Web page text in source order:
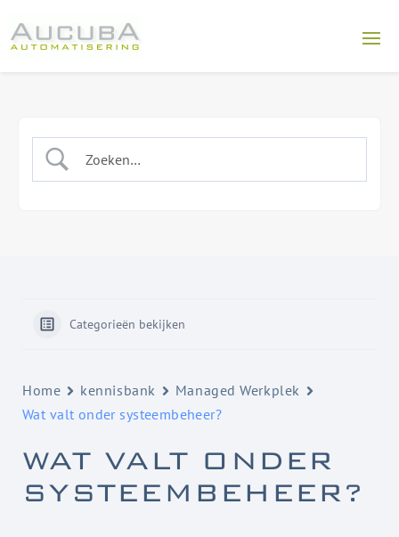
Categorieën bekijken
Home kennisbank
Managed Werkplek
Wat valt onder systeembeheer?
WAT VALT ONDER
SYSTEEMBEHEER?